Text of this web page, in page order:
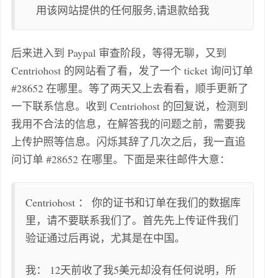
用该网站提供的任何服务,请退款给我
后来进入到 Paypal 审查阶段，等得无聊，又到
Centriohost 的网站看了看，发了一个 ticket 询问订单
#28652 在哪里。等了两天又上去看看，顺手更新了
一下联系信息。收到 Centriohost 的回复说，检测到
我用不合法的信息，在解答我的问题之前，需要我
上传护照等信息。闪烁其辞了几次之后，我一直追
问订单 #28652 在哪里。下面是来往邮件大意：
Centriohost ： 你的证书和订单在我们的数据库
里，请不要联系我们了。首先先上传证件我们
验证通过后再说，尤其是在中国。
我： 12天前收了我5美元却没有任何说明，所